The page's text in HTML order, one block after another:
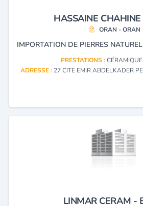
HASSAINE
ORAN - ORAN
PRESTATIONS :
ADRESSE : 27 CITE EMIR ABDELKADER
LINMAR CERAM -